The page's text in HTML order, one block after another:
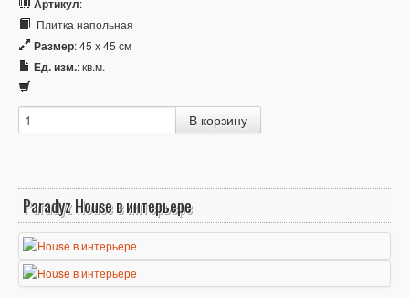
Артикул:
Плитка напольная
Размер: 45 x 45 см
Ед. изм.: кв.м.
Paradyz House в интерьере